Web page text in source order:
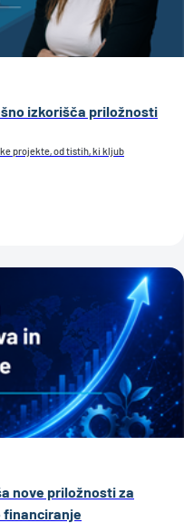
izkorišča priložnosti
projekte, od tistih, ki kljub
nove priložnosti za
financiranje